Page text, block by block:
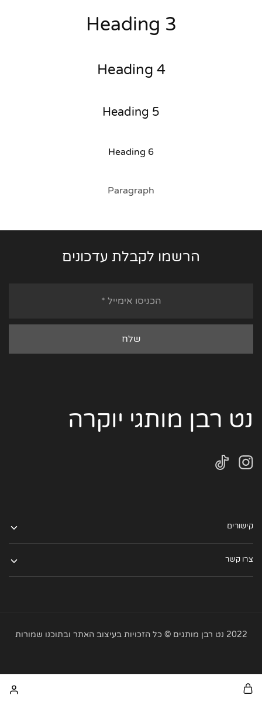
Heading 3
Heading 4
Heading 5
Heading 6
Paragraph
הרשמו לקבלת עדכונים
נט רבן מותגי יוקרה
קישורים
צרו קשר
2022 נט רבן מותגים © כל הזכויות בעיצוב האתר ובתוכנו שמורות